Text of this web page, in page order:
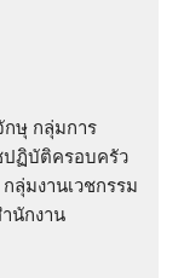
ษุ กลุ่มการ
ปฏิบัติครอบครัว
ลุ่มงานเวชกรรม
นักงาน